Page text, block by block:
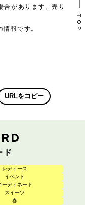
があります。売り
報です。
URLをコピー
ド
レディース
イベント
ーディネート
スイーツ
春